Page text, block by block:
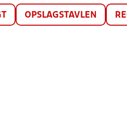
OPSLAGSTAVLEN